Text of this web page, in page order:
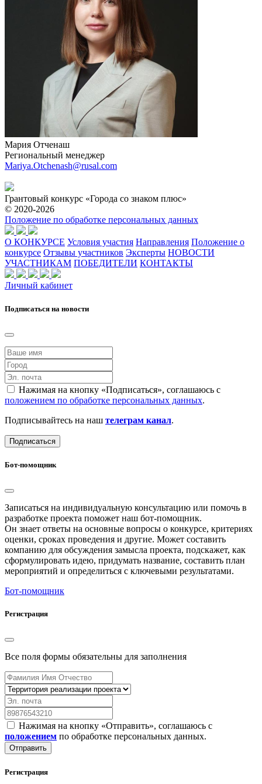
Мария Отченаш
Региональный менеджер
Mariya.Otchenash@rusal.com
Грантовый конкурс «Города со знаком плюс»
© 2020-2026
Положение по обработке персональных данных
О КОНКУРСЕ Условия участия Направления Положение о
конкурсе Отзывы участников Эксперты НОВОСТИ
УЧАСТНИКАМ ПОБЕДИТЕЛИ КОНТАКТЫ
Личный кабинет
Подписаться на новости
Нажимая на кнопку «Подписаться», соглашаюсь с
положением по обработке персональных данных.
Подписывайтесь на наш телеграм канал.
Подписаться
Бот-помощник
Записаться на индивидуальную консультацию или помочь в
разработке проекта поможет наш бот-помощник.
Он знает ответы на основные вопросы о конкурсе, критериях
оценки, сроках проведения и другие. Может составить
компанию для обсуждения замысла проекта, подскажет, как
сформулировать идею, придумать название, составить план
мероприятий и определиться с ключевыми результатами.
Бот-помощник
Регистрация
Все поля формы обязательны для заполнения
Нажимая на кнопку «Отправить», соглашаюсь с
положением по обработке персональных данных.
Отправить
Регистрация